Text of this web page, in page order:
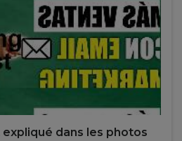
dans les photos